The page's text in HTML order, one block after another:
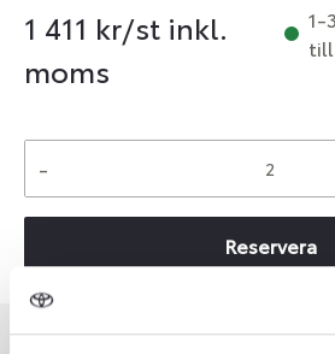
1 411 kr/st inkl.
moms
1-
till
-
Reservera